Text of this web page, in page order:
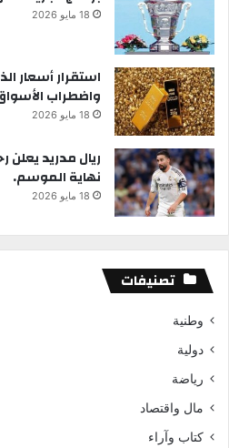
18 مايو 2026
استقرار أسعار
واضطراب
18 مايو 2026
ريال مدريد يعلن
نهاية الموسم.
18 مايو 2026
تصنيفات
وطنية
دولية
رياضة
مال واقتصاد
كتاب وآراء